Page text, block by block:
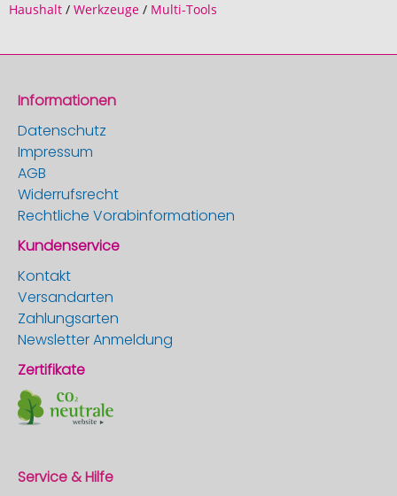
Haushalt / Werkzeuge / Multi-Tools
Informationen
Datenschutz
Impressum
AGB
Widerrufsrecht
Rechtliche Vorabinformationen
Kundenservice
Kontakt
Versandarten
Zahlungsarten
Newsletter Anmeldung
Zertifikate
Service & Hilfe